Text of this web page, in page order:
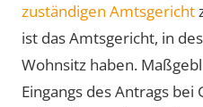
zuständigen Amtsgericht
ist das Amtsgericht, in
Wohnsitz haben.
Eingangs des Antrags